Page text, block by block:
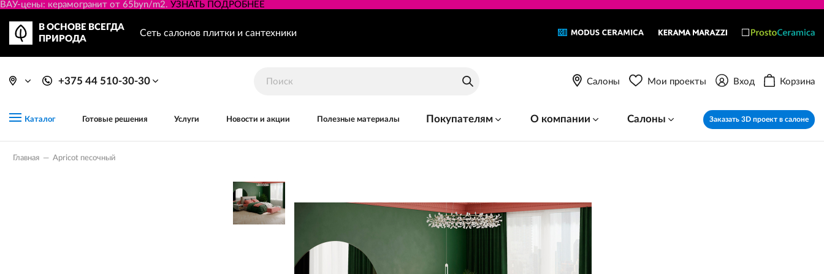
ВАУ-цены: керамогранит от 65byn/m2. УЗНАТЬ ПОДРОБНЕЕ
В ОСНОВЕ ВСЕГДА
ПРИРОДА
Сеть салонов плитки и сантехники
+375 44 510-30-30 Салоны Мои проекты Вход Корзина
Каталог Готовые решения Услуги Новости и акции Полезные материалы Покупателям О компании Салоны Заказать 3D проект в салоне
Главная — Apricot песочный